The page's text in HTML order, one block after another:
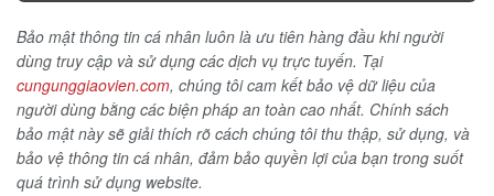
Bảo mật thông tin cá nhân luôn là ưu tiên hàng đầu khi người
dùng truy cập và sử dụng các dịch vụ trực tuyến. Tại
cungunggiaovien.com, chúng tôi cam kết bảo vệ dữ liệu của
người dùng bằng các biện pháp an toàn cao nhất. Chính sách
bảo mật này sẽ giải thích rõ cách chúng tôi thu thập, sử dụng, và
bảo vệ thông tin cá nhân, đảm bảo quyền lợi của bạn trong suốt
quá trình sử dụng website.